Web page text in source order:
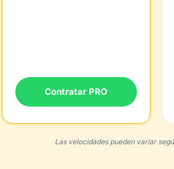
Contratar PRO
Las velocidades pueden variar